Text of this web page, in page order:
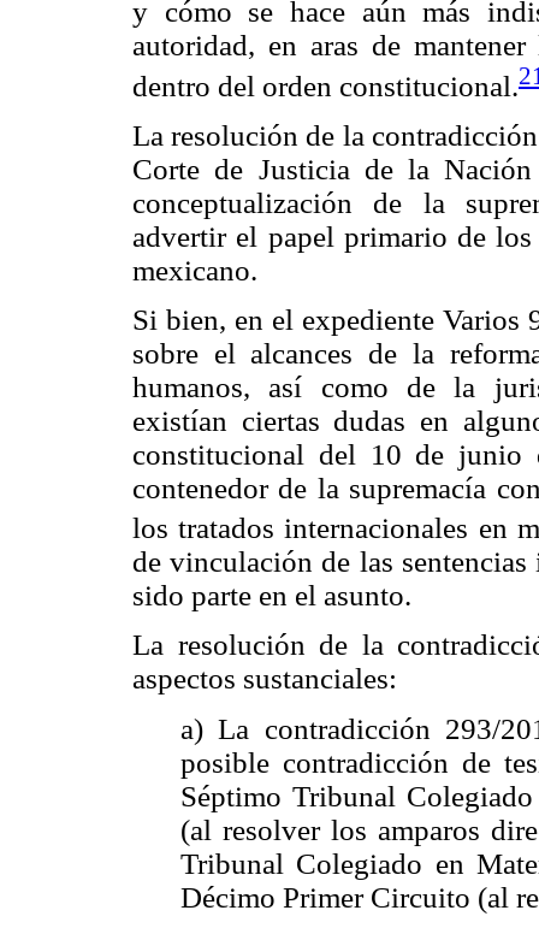
y cómo se hace aún más
autoridad, en aras de
dentro del orden constitucional.
La resolución de la
Corte de Justicia de la
conceptualización de la
advertir el papel primario de
mexicano.
Si bien, en el expediente Varios
sobre el alcances de la
humanos, así como de la
existían ciertas dudas en
constitucional del 10 de
contenedor de la supremacía
los tratados internacionales en
de vinculación de las
sido parte en el asunto.
La resolución de la
aspectos sustanciales:
a) La contradicción 293/
posible contradicción de
Séptimo Tribunal
(al resolver los amparos
Tribunal Colegiado en
Décimo Primer Circuito (al